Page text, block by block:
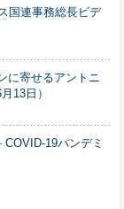
国連事務総長ビデ
に寄せるアントニ
13日）
19パンデミ